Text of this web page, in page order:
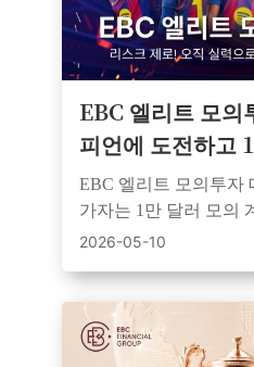
EBC 엘리트 모
피언에 도전하고
의 주인공이 되어
EBC 엘리트 모의투자
가자는 1만 달러 모의
경에서 경쟁하며, 우승
2026-05-10